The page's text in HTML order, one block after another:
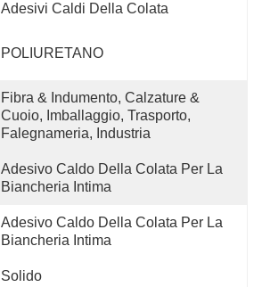
Adesivi Caldi Della Colata
POLIURETANO
Fibra & Indumento, Calzature &
Cuoio, Imballaggio, Trasporto,
Falegnameria, Industria
Adesivo Caldo Della Colata Per La
Biancheria Intima
Adesivo Caldo Della Colata Per La
Biancheria Intima
Solido